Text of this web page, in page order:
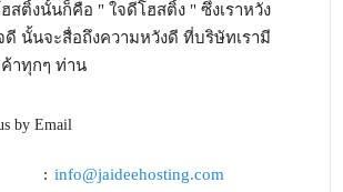
สติ้งนั้นก็คือ " ใจดีโฮสติ้ง " ซึ่งเราหวัง
ดี นั้นจะสื่อถึงความหวังดี ที่บริษัทเรามี
าทุกๆ ท่าน
by Email
: info@jaideehosting.com